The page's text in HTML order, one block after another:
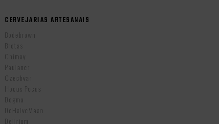
CERVEJARIAS ARTESANAIS
Bodebrown
Brotas
Chimay
Paulaner
Czechvar
Hocus Pocus
Dogma
DeHalveMaan
Delirium